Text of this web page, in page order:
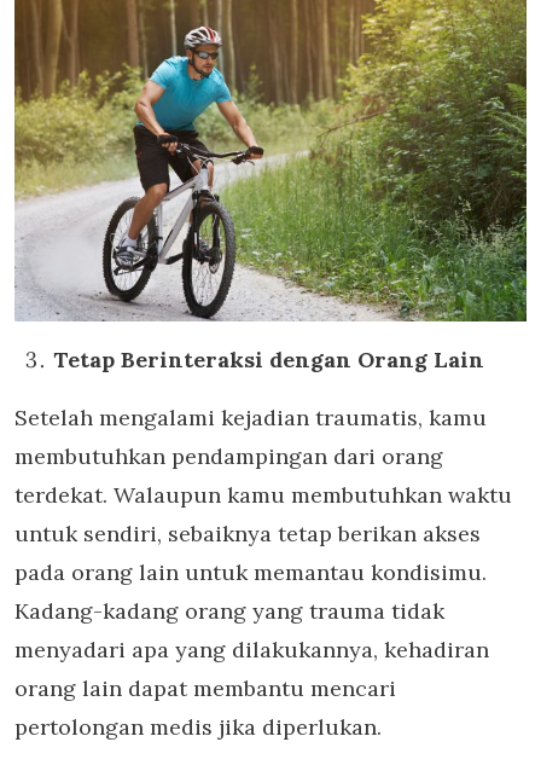
Tetap Berinteraksi dengan Orang Lain
Setelah mengalami kejadian traumatis, kamu
membutuhkan pendampingan dari orang
terdekat. Walaupun kamu membutuhkan waktu
untuk sendiri, sebaiknya tetap berikan akses
pada orang lain untuk memantau kondisimu.
Kadang-kadang orang yang trauma tidak
menyadari apa yang dilakukannya, kehadiran
orang lain dapat membantu mencari
pertolongan medis jika diperlukan.